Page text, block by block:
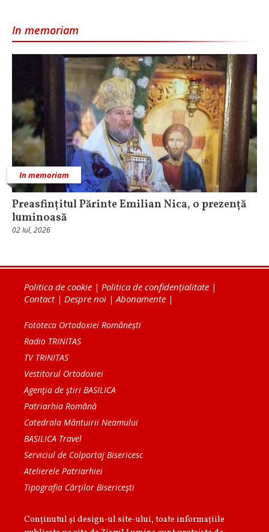
In memoriam
In memoriam
Preasfințitul Părinte Emilian Nica, o prezență
luminoasă
02 Iul, 2026
Politica de cookie | Politica de confidențialitate |
Contact| Despre noi | Abonamente |
Fototeca Ortodoxiei Românești
Radio TRINITAS
TV TRINITAS
Vestitorul Ortodoxiei
Agenţia de ştiri BASILICA
Patriarhia Română
Catedrala Mântuirii Neamului
BASILICA Travel
Serviciul de Colportaj Bisericesc
Atelierele Patriarhiei
Tipografia Cărţilor Bisericeşti
Conținutul și design-ul site-ului, toate informaţiile